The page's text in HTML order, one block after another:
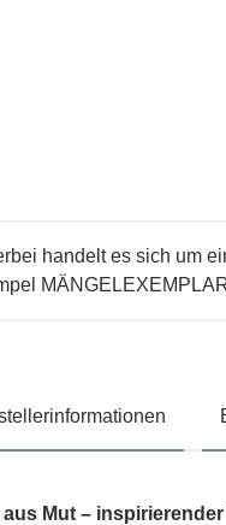
handelt es sich um
Mut –